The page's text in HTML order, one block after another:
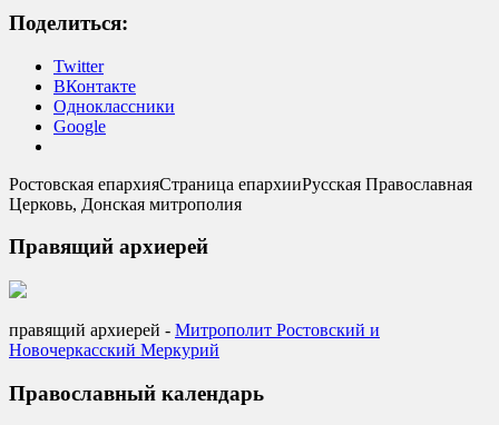
Поделиться:
Twitter
ВКонтакте
Одноклассники
Google
Ростовская епархияСтраница епархииРусская Православная
Церковь, Донская митрополия
Правящий архиерей
правящий архиерей - Mитрополит Ростовский и
Новочеркасский Меркурий
Православный календарь